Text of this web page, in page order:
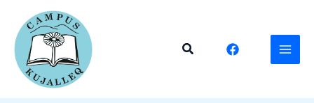
content
Search